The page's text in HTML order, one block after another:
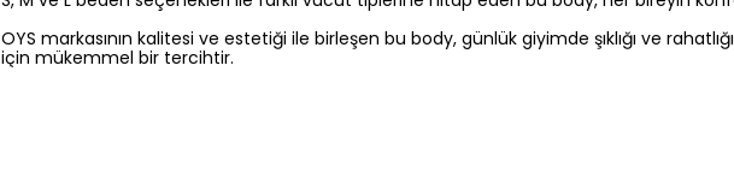
OYS markasının kalitesi ve estetiği ile birleşen bu body, günlük giyimde şıklığı ve
için mükemmel bir tercihtir.